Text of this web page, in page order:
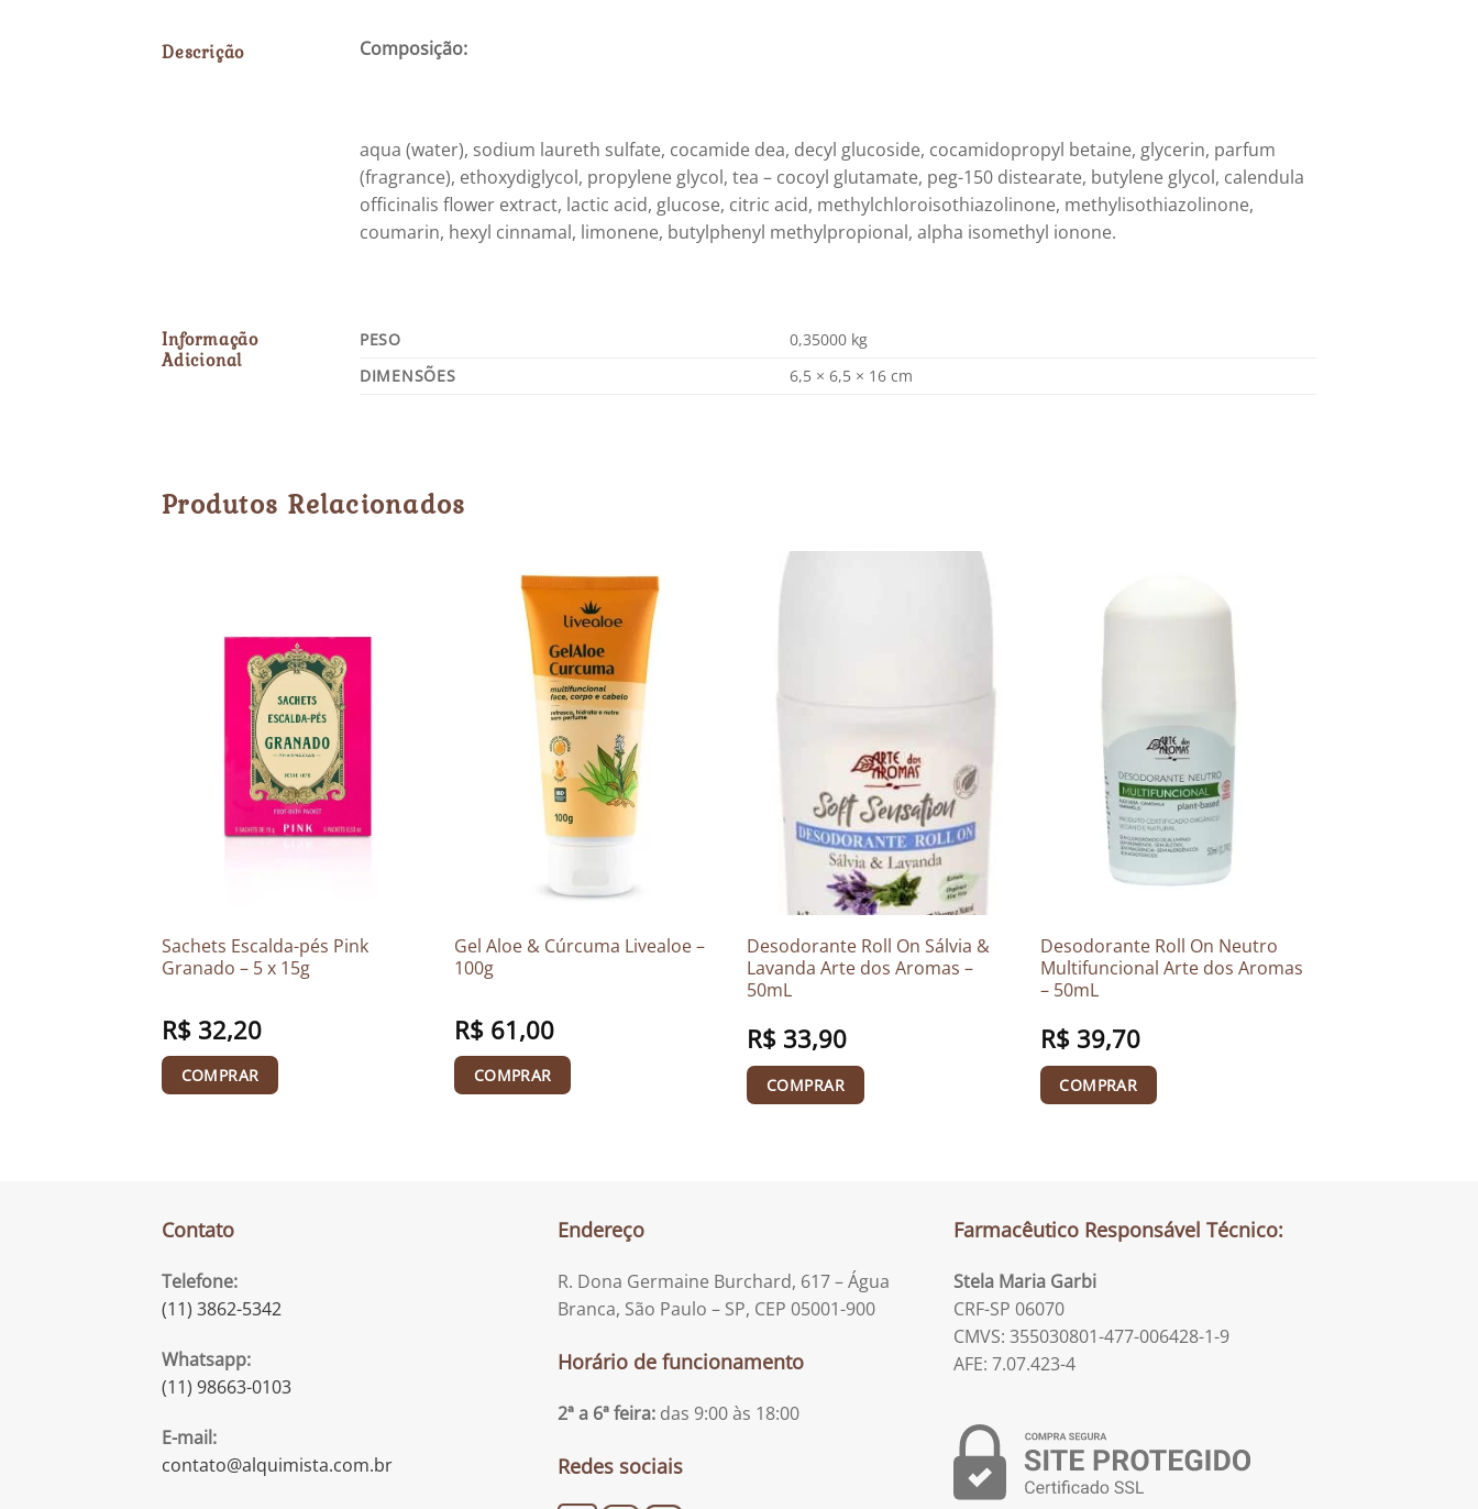
Descrição Composição:
aqua (water), sodium laureth sulfate, cocamide dea, decyl glucoside, cocamidopropyl betaine, glycerin, parfum
(fragrance), ethoxydiglycol, propylene glycol, tea – cocoyl glutamate, peg-150 distearate, butylene glycol, calendula
officinalis flower extract, lactic acid, glucose, citric acid, methylchloroisothiazolinone, methylisothiazolinone,
coumarin, hexyl cinnamal, limonene, butylphenyl methylpropional, alpha isomethyl ionone.
Informação
Adicional
PESO
0,35000 kg
DIMENSÕES
6,5 × 6,5 × 16 cm
Produtos Relacionados
Sachets Escalda-pés Pink
Granado – 5 x 15g
R$32,20
COMPRAR
Gel Aloe & Cúrcuma Livealoe –
100g
R$ 61,00
COMPRAR
Desodorante Roll On Sálvia &
Lavanda Arte dos Aromas –
50mL
R$ 33,90
COMPRAR
Desodorante Roll On Neutro
Multifuncional Arte dos Aromas
– 50mL
R$39,70
COMPRAR
Contato
Telefone:
(11) 3862-5342
Whatsapp:
(11) 98663-0103
E-mail:
contato@alquimista.com.br
Endereço
R. Dona Germaine Burchard, 617 – Água
Branca, São Paulo – SP, CEP 05001-900
Horário de funcionamento
2ª a 6ª feira: das 9:00 às 18:00
Redes sociais
Farmacêutico Responsável Técnico:
Stela Maria Garbi
CRF-SP 06070
CMVS: 355030801-477-006428-1-9
AFE: 7.07.423-4